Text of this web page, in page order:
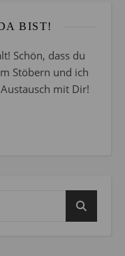
BIST!
Schön, dass du
Stöbern und ich
mit Dir!